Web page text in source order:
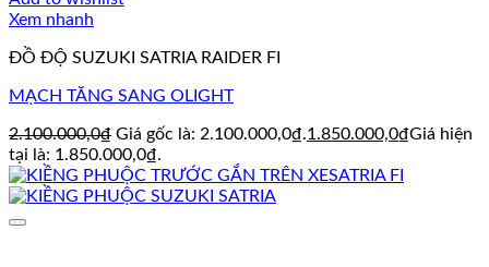
Xem nhanh
ĐỒ ĐỘ SUZUKI SATRIA RAIDER FI
MẠCH TĂNG SANG OLIGHT
2.100.000,0₫ Giá gốc là: 2.100.000,0₫.1.850.000,0₫Giá hiện
tại là: 1.850.000,0₫.